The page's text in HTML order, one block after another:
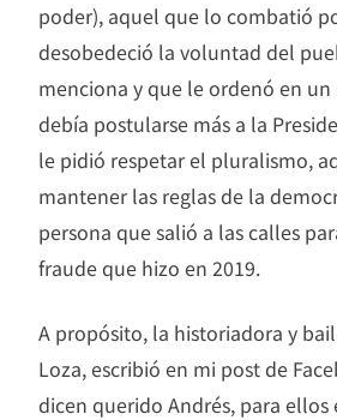
poder), aquel que lo combatió
desobedeció la voluntad del
menciona y que le ordenó en
debía postularse más a la
le pidió respetar el pluralismo,
mantener las reglas de la
persona que salió a las calles
fraude que hizo en 2019.
A propósito, la historiadora y
Loza, escribió en mi post de
dicen querido Andrés, para ellos